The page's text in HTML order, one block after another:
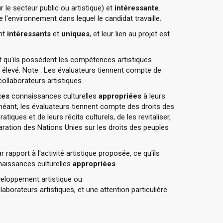
le secteur public ou artistique) et intéressante.
dans lequel le candidat travaille.
intéressantset uniques, et leur lien au projet est
possèdent les compétences artistiques
Note : Les évaluateurs tiennent compte de
artistiques.
connaissances culturelles appropriéesà leurs
les évaluateurs tiennent compte des droits des
et de leurs récits culturels, de les revitaliser,
des Nations Unies sur les droits des peuples
rapport à l'activité artistique proposée, ce qu'ils
culturelles appropriées.
artistique ou
artistiques, et une attention particulière